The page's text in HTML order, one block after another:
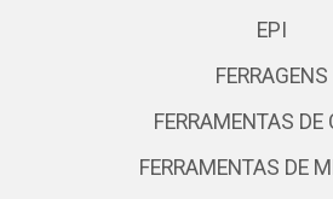
EPI
FERRAGENS
FERRAMENTAS DE
FERRAMENTAS DE